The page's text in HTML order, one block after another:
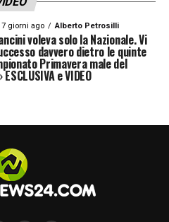
7 giorni ago Alberto Petrosilli
voleva solo la Nazionale. Vi
davvero dietro le quinte
Primavera male del
e VIDEO